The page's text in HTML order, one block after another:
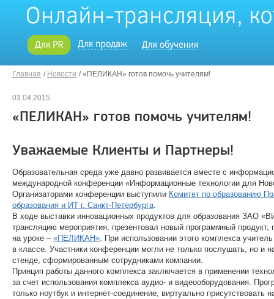
Главная Новости «ПЕЛИКАН» готов помочь учителям!
03.04.2015
«ПЕЛИКАН» готов помочь учителям!
Уважаемые Клиенты и Партнеры!
Образовательная среда уже давно развивается вместе с
международной конференции «Информационные технологии для
Организаторами конференции выступили Комитет по образованию
образования и ИТ г. Санкт-Петербурга.
В ходе выставки инновационных продуктов для образования ЗАО
трансляцию мероприятия, презентовал новый программный
на уроке – «ПЕЛИКАН». При использовании этого комплекса
в классе. Участники конференции могли не только послушать, но и
стенде, сформированным сотрудниками компании.
Принцип работы данного комплекса заключается в применении
за счет использования комплекса аудио- и видеооборудования.
только ноутбук и интернет-соединение, виртуально